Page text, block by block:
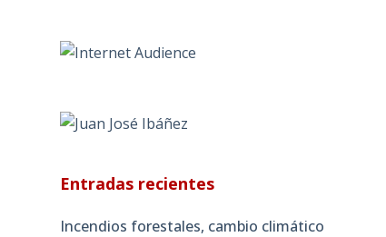
Entradas recientes
Incendios forestales, cambio climático